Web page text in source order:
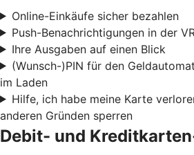
Online-Einkäufe sicher bezahlen
Push-Benachrichtigungen in der
Ihre Ausgaben auf einen Blick
(Wunsch-)PIN für den
im Laden
Hilfe, ich habe meine Karte
anderen Gründen sperren
Debit- und